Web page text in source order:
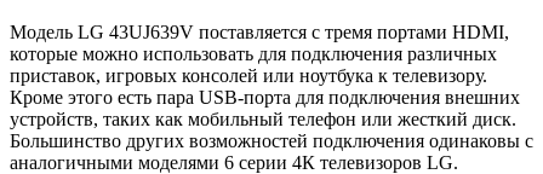
Модель LG 43UJ639V поставляется с тремя портами HDMI,
которые можно использовать для подключения различных
приставок, игровых консолей или ноутбука к телевизору.
Кроме этого есть пара USB-порта для подключения внешних
устройств, таких как мобильный телефон или жесткий диск.
Большинство других возможностей подключения одинаковы с
аналогичными моделями 6 серии 4К телевизоров LG.